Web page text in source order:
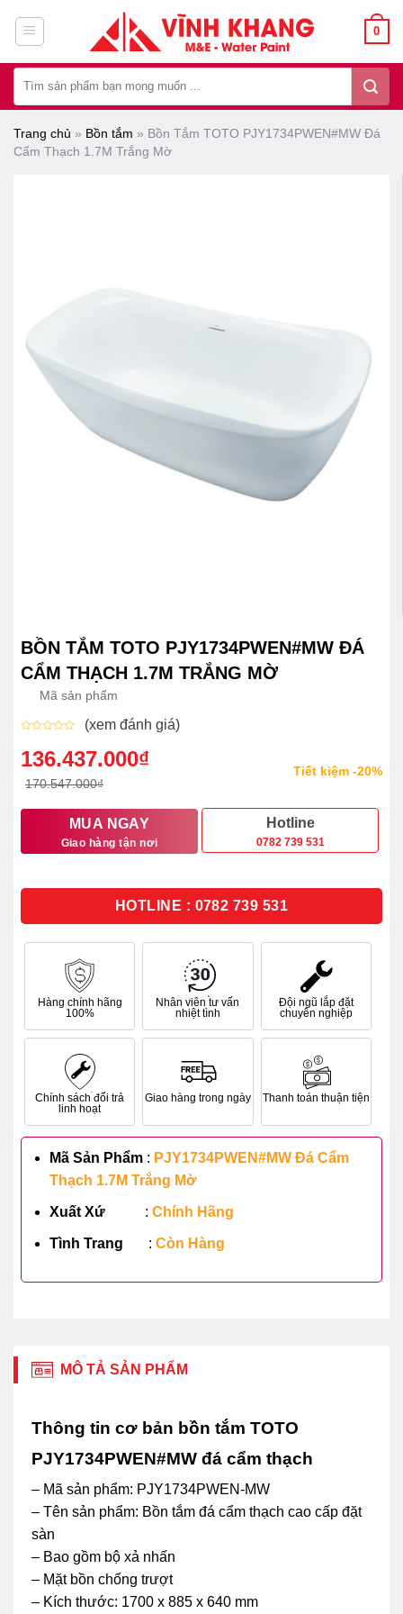
dung
0
kiếm:
Trang chủ » Bồn tắm » Bồn Tắm TOTO PJY1734PWEN#MW Đá
Cẩm Thạch 1.7M Trắng Mờ
BỒN TẮM TOTO PJY1734PWEN#MW ĐÁ
CẨM THẠCH 1.7M TRẮNG MỜ
Mã sản phẩm
xếp
hạng
5
(xem đánh giá)
170.547.000₫
Giá
gốc
170.547.000₫.
136.437.000₫
Giá
hiện
136.437.000₫.
Tiết kiệm -20%
MUA NGAY
Giao hàng tận nơi
Hotline
0782 739 531
HOTLINE : 0782 739 531
Hàng chính hãng
100%
Nhân viên tư vấn
nhiệt tình
Đội ngũ lắp đặt
chuyên nghiệp
Chính sách đổi trả
linh hoạt
Giao hàng trong ngày Thanh toán thuận tiện
Mã Sản Phẩm: PJY1734PWEN#MW Đá Cẩm
Thạch 1.7M Trắng Mờ
Xuất Xứ : Chính Hãng
Tình Trang : Còn Hàng
MÔ TẢ SẢN PHẨM
Thông tin cơ bản bồn tắm TOTO
PJY1734PWEN#MW đá cẩm thạch
– Mã sản phẩm: PJY1734PWEN-MW
– Tên sản phẩm: Bồn tắm đá cẩm thạch cao cấp đặt
sàn
– Bao gồm bộ xả nhấn
– Mặt bồn chống trượt
– Kích thước: 1700 x 885 x 640 mm